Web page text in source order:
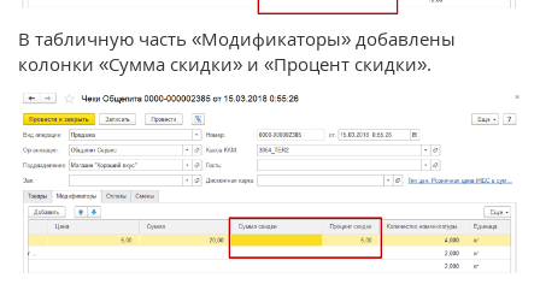
В табличную часть «Модификаторы» добавлены
колонки «Сумма скидки» и «Процент скидки».